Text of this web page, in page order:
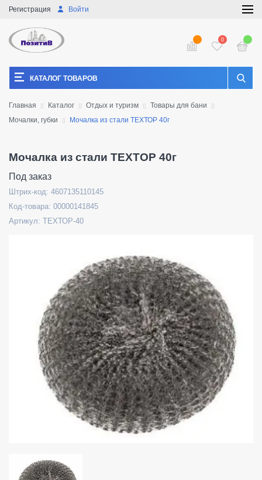
Войти
Регистрация
0
КАТАЛОГ ТОВАРОВ
Главная Каталог Отдых и туризм
Товары для бани
Мочалки, губки
Мочалка из стали ТЕХТОР 40г
Мочалка из стали ТЕХТОР 40г
Под заказ
Штрих-код: 4607135110145
Код-товара: 00000141845
Артикул: ТЕХТОР-40